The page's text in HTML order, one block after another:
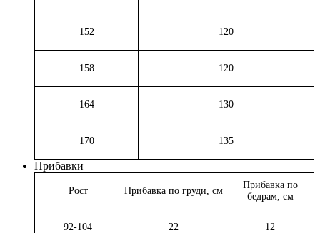
152 120
158 120
164 130
170 135
Прибавки
Рост Прибавка по груди, см
Прибавка по
бедрам, см
92-104 22 12